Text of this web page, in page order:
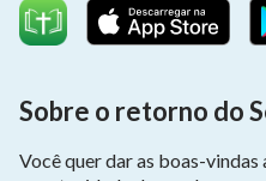
Sobre o retorno do
Você quer dar as boas-